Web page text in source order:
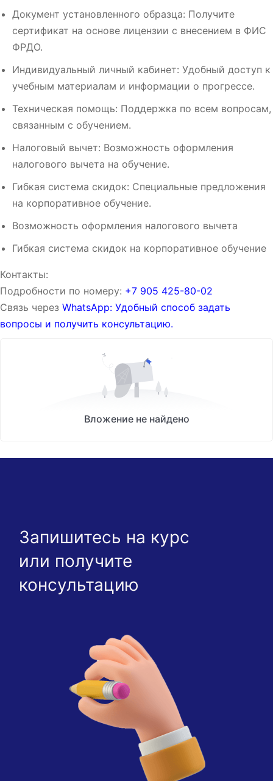
Документ установленного образца: Получите
сертификат на основе лицензии с внесением в ФИС
ФРДО.
Индивидуальный личный кабинет: Удобный доступ к
учебным материалам и информации о прогрессе.
Техническая помощь: Поддержка по всем вопросам,
связанным с обучением.
Налоговый вычет: Возможность оформления
налогового вычета на обучение.
Гибкая система скидок: Специальные предложения
на корпоративное обучение.
Возможность оформления налогового вычета
Гибкая система скидок на корпоративное обучение
Контакты:
Подробности по номеру: ‪‪+7 905 425-80-02‬‬
Связь через WhatsApp: Удобный способ задать
вопросы и получить консультацию.
Вложение не найдено
Запишитесь на курс
или получите
консультацию